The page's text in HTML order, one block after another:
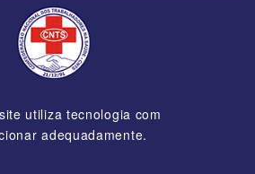
utiliza tecnologia com
adequadamente.
DF, CEP 70309-900
cnts@cnts.org.br